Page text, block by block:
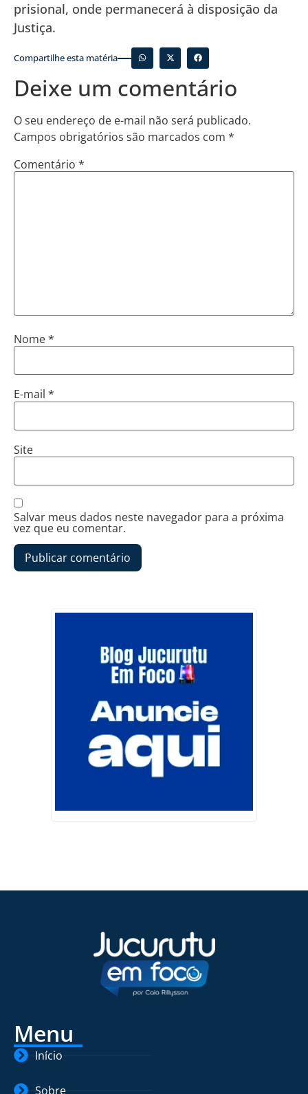
prisional, onde permanecerá à disposição da
Justiça.
Compartilhe esta matéria
Deixe um comentário
O seu endereço de e-mail não será publicado.
Campos obrigatórios são marcados com *
Comentário *
Nome*
E-mail *
Site
Salvar meus dados neste navegador para a próxima
vez que eu comentar.
Menu
Início
Sobre